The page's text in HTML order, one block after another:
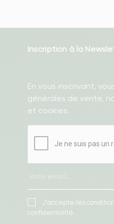
Inscription à la
En vous inscrivant,
générales de vente,
et cookies.
J'accepte les
confidentialité